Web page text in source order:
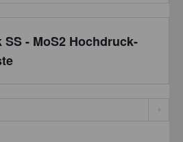
- MoS2 Hochdruck-